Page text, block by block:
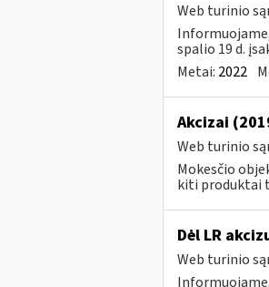
Web turinio
spalio 19 d.
Metai: 2022
Akcizai
Web turinio
Mokesčio
kiti produktai
Dėl LR
Web turinio